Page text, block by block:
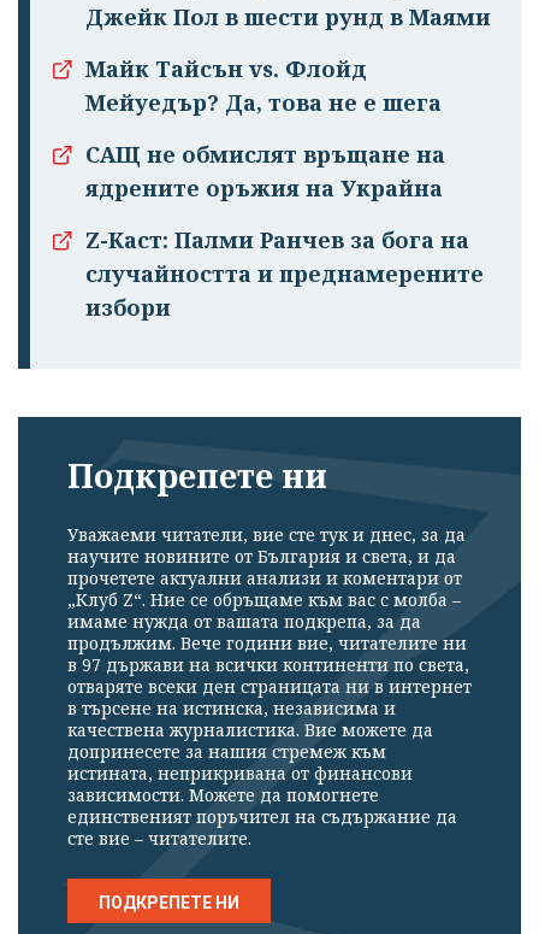
Джейк Пол в шести рунд в Маями
Майк Тайсън vs. Флойд
Мейуедър? Да, това не е шега
САЩ не обмислят връщане на
ядрените оръжия на Украйна
Z-Каст: Палми Ранчев за бога на
случайността и преднамерените
избори
Подкрепете ни
Уважаеми читатели, вие сте тук и днес, за да
научите новините от България и света, и да
прочетете актуални анализи и коментари от
„Клуб Z“. Ние се обръщаме към вас с молба –
имаме нужда от вашата подкрепа, за да
продължим. Вече години вие, читателите ни
в 97 държави на всички континенти по света,
отваряте всеки ден страницата ни в интернет
в търсене на истинска, независима и
качествена журналистика. Вие можете да
допринесете за нашия стремеж към
истината, неприкривана от финансови
зависимости. Можете да помогнете
единственият поръчител на съдържание да
сте вие – читателите.
ПОДКРЕПЕТЕ НИ